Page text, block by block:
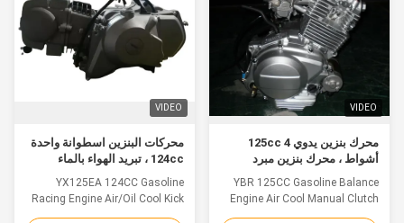
VIDEO
محرك بنزين يدوي 125cc 4
أشواط ، محرك بنزين مبرد
بالهواء 8000 دورة في الدقيقة
YBR 125CC Gasoline Balance
Engine Air Cool Manual Clutch
Electric/Kick Start Details:
VIDEO
محركات البنزين اسطوانة واحدة
124cc ، تبريد الهواء بالماء
الأفقي ، بدء تشغيل محرك دراجة
نارية
YX125EA 124CC Gasoline
Racing Engine Air/Oil Cool Kick
Start Horizontal Details: